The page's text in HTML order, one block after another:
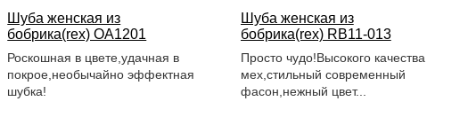
Шуба женская из
бобрика(rex) ОА1201
Роскошная в цвете,удачная в
покрое,необычайно эффектная
шубка!
Шуба женская из
бобрика(rex) RB11-013
Просто чудо!Высокого качества
мех,стильный современный
фасон,нежный цвет...